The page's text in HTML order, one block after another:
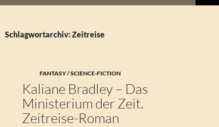
Schlagwortarchiv: Zeitreise
FANTASY / SCIENCE-FICTION
Kaliane Bradley – Das
Ministerium der Zeit.
Zeitreise-Roman